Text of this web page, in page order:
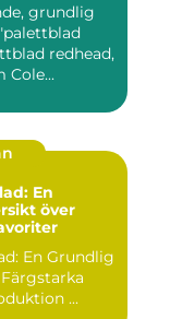
grundlig
Cole...
En
över
En Grundlig
Favoriter Introduktion ...